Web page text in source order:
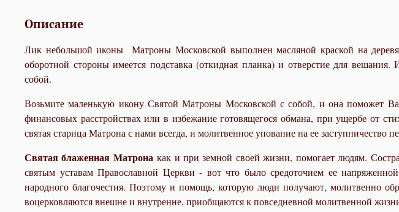
Описание
Лик небольшой иконы Матроны Московской выполнен масляной краской на
оборотной стороны имеется подставка (откидная планка) и отверстие для
собой.
Возьмите маленькую икону Святой Матроны Московской с собой, и она поможет
финансовых расстройствах или в избежание готовящегося обмана, при ущербе от
святая старица Матрона с нами всегда, и молитвенное упование на ее заступничество
Святая блаженная Матрона как и при земной своей жизни, помогает людям.
святым уставам Православной Церкви - вот что было средоточием ее
народного благочестия. Поэтому и помощь, которую люди получают, молитвенно
воцерковляются внешне и внутренне, приобщаются к повседневной молитвенной